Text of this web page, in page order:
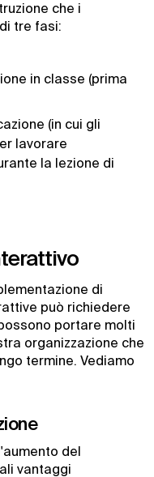
che i
tre fasi:
in classe (prima
(in cui gli
lavorare
la lezione di
di
può richiedere
portare molti
organizzazione che
termine. Vediamo
del
vantaggi